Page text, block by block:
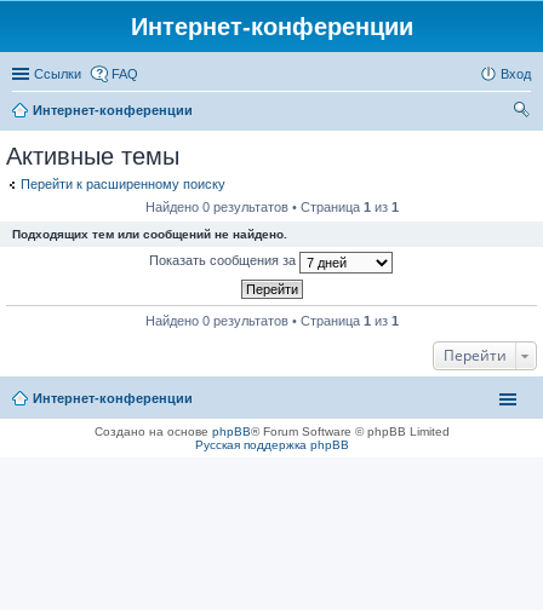
Интернет-конференции
Ссылки FAQ Вход
Интернет-конференции
Активные темы
Перейти к расширенному поиску
Найдено 0 результатов • Страница 1 из 1
Подходящих тем или сообщений не найдено.
Показать сообщения за
Найдено 0 результатов • Страница 1 из 1
Перейти
Интернет-конференции
Создано на основе phpBB® Forum Software © phpBB Limited
Русская поддержка phpBB